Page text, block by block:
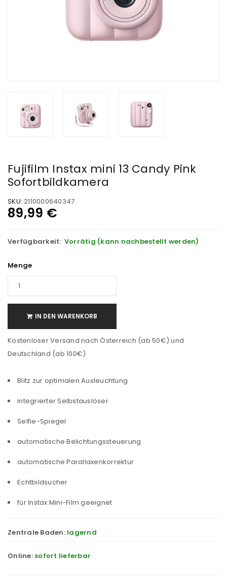
Fujifilm Instax mini 13 Candy Pink
Sofortbildkamera
SKU: 2110000640347
89,99 €
Verfügbarkeit: Vorrätig (kann nachbestellt werden)
Menge
IN DEN WARENKORB
Kostenloser Versand nach Österreich (ab 50€) und
Deutschland (ab 100€)
Blitz zur optimalen Ausleuchtung
integrierter Selbstauslöser
Selfie-Spiegel
automatische Belichtungssteuerung
automatische Parallaxenkorrektur
Echtbildsucher
für Instax Mini-Film geeignet
Zentrale Baden: lagernd
Online: sofort lieferbar